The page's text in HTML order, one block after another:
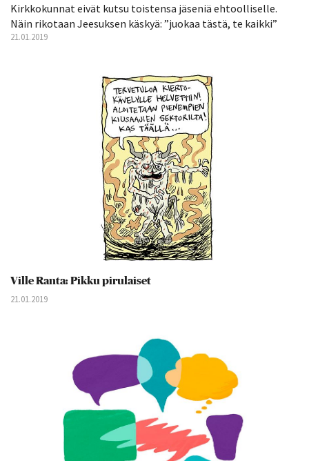
Kirkkokunnat eivät kutsu toistensa jäseniä ehtoolliselle.
Näin rikotaan Jeesuksen käskyä: ”juokaa tästä, te kaikki”
21.01.2019
Ville Ranta: Pikku pirulaiset
21.01.2019